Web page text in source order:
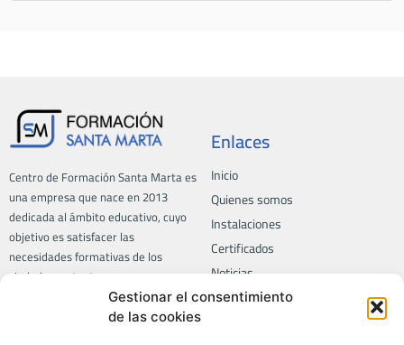
Gestionar el consentimiento
de las cookies
Centro de Formación Santa Marta es
una empresa que nace en 2013
dedicada al ámbito educativo, cuyo
objetivo es satisfacer las
necesidades formativas de los
ciudadanos, tanto a empresas como
Enlaces
Inicio
Quienes somos
Instalaciones
Certificados
Noticias
Contacto